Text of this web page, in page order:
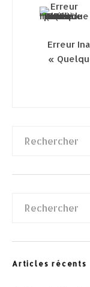
Erreur
«
Articles récents